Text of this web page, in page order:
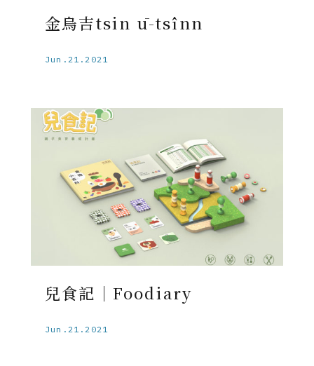
金烏吉tsin ū-tsînn
Jun.21.2021
兒食記｜Foodiary
Jun.21.2021